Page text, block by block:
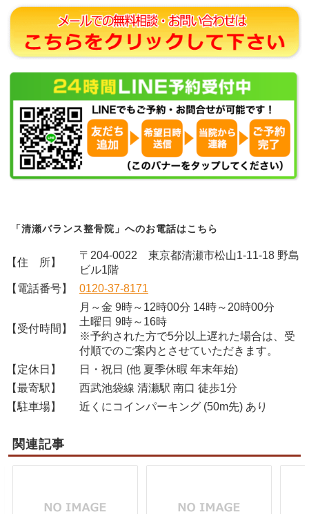
「清瀬バランス整骨院」へのお電話はこちら
【住 所】
〒204-0022 東京都清瀬市松山1-11-18 野島
ビル1階
【電話番号】
0120-37-8171
【受付時間】
月～金 9時～12時00分 14時～20時00分
土曜日 9時～16時
※予約された方で5分以上遅れた場合は、受
付順でのご案内とさせていただきます。
【定休日】
日・祝日 (他 夏季休暇 年末年始)
【最寄駅】
西武池袋線 清瀬駅 南口 徒歩1分
【駐車場】
近くにコインパーキング (50m先) あり
関連記事